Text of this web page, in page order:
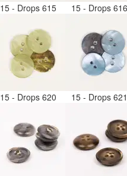
15 - Drops 615 15 - Drops
15 - Drops 620 15 - Drops